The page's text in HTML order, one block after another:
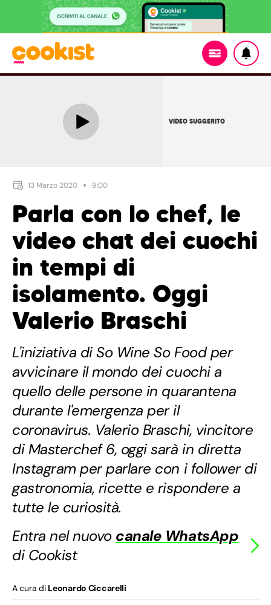
VIDEO SUGGERITO
13 Marzo 2020 9:00
Parla con lo chef, le
video chat dei cuochi
in tempi di
isolamento. Oggi
Valerio Braschi
L'iniziativa di So Wine So Food per
avvicinare il mondo dei cuochi a
quello delle persone in quarantena
durante l'emergenza per il
coronavirus. Valerio Braschi, vincitore
di Masterchef 6, oggi sarà in diretta
Instagram per parlare con i follower di
gastronomia, ricette e rispondere a
tutte le curiosità.
Entra nel nuovo canale WhatsApp
di Cookist
A cura di Leonardo Ciccarelli